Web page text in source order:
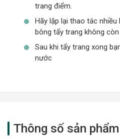
trang điểm.
Hãy lặp lại thao tác
bông tẩy trang không
Sau khi tẩy trang xong
nước
Thông số sản phẩm